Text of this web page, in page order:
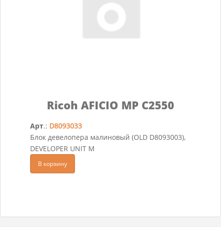
Ricoh AFICIO MP C2550
Арт.: D8093033
Блок девелопера малиновый (OLD D8093003),
DEVELOPER UNIT M
В корзину